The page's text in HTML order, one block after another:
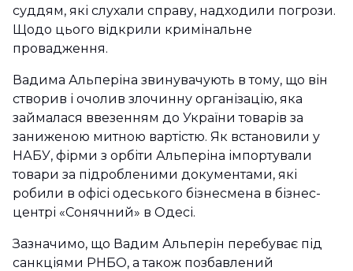
суддям, які слухали справу, надходили погрози.
Щодо цього відкрили кримінальне
провадження.
Вадима Альперіна звинувачують в тому, що він
створив і очолив злочинну організацію, яка
займалася ввезенням до України товарів за
заниженою митною вартістю. Як встановили у
НАБУ, фірми з орбіти Альперіна імпортували
товари за підробленими документами, які
робили в офісі одеського бізнесмена в бізнес-
центрі «Сонячний» в Одесі.
Зазначимо, що Вадим Альперін перебуває під
санкціями РНБО, а також позбавлений